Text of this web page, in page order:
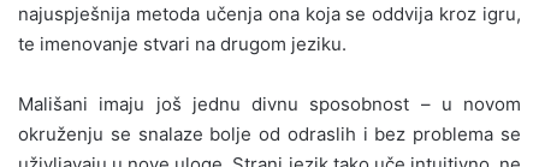
najuspješnija metoda učenja ona koja se oddvija kroz igru,
te imenovanje stvari na drugom jeziku.
Mališani imaju još jednu divnu sposobnost – u novom
okruženju se snalaze bolje od odraslih i bez problema se